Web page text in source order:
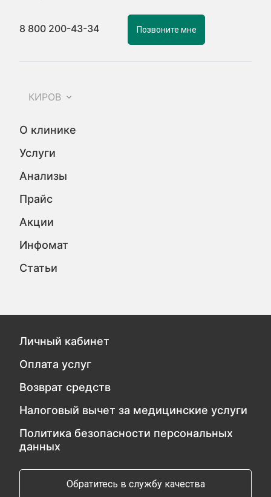
8 800 200-43-34 Позвоните мне
КИРОВ
О клинике
Услуги
Анализы
Прайс
Акции
Инфомат
Статьи
Личный кабинет
Оплата услуг
Возврат средств
Налоговый вычет за медицинские услуги
Политика безопасности персональных
данных
Обратитесь в службу качества